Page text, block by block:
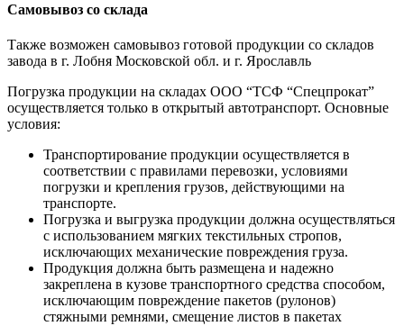
Самовывоз со склада
Также возможен самовывоз готовой продукции со складов
завода в г. Лобня Московской обл. и г. Ярославль
Погрузка продукции на складах ООО “ТСФ “Спецпрокат”
осуществляется только в открытый автотранспорт. Основные
условия:
Транспортирование продукции осуществляется в
соответствии с правилами перевозки, условиями
погрузки и крепления грузов, действующими на
транспорте.
Погрузка и выгрузка продукции должна осуществляться
с использованием мягких текстильных стропов,
исключающих механические повреждения груза.
Продукция должна быть размещена и надежно
закреплена в кузове транспортного средства способом,
исключающим повреждение пакетов (рулонов)
стяжными ремнями, смещение листов в пакетах